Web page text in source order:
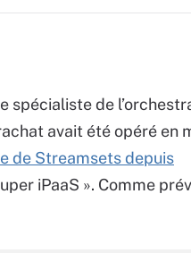
spécialiste de
avait été opéré en
de Streamsets depuis
iPaaS ». Comme